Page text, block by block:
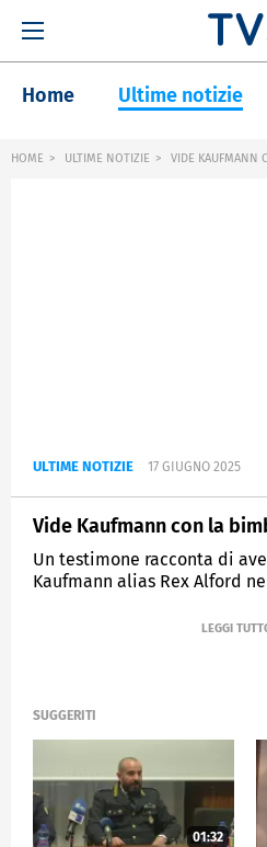
Home Ultime notizie
HOME ULTIME NOTIZIE VIDE KAUFMANN
ULTIME NOTIZIE 17 GIUGNO 2025
Vide Kaufmann con la
Un testimone racconta di
Kaufmann alias Rex Alford
madre e figlia a Villa
SUGGERITI
01:32